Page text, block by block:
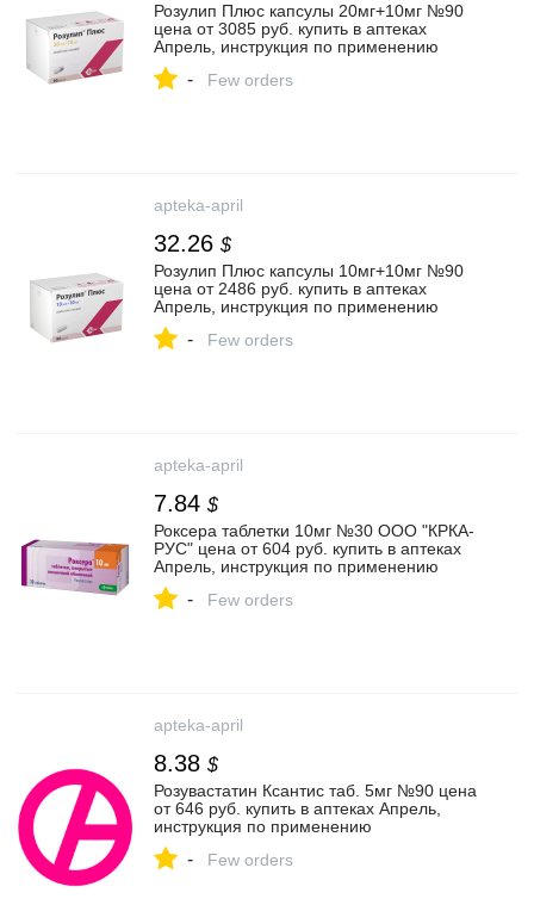
Розулип Плюс капсулы 20мг+10мг №90
цена от 3085 руб. купить в аптеках
Апрель, инструкция по применению
- Few orders
apteka-april
32.26 $
Розулип Плюс капсулы 10мг+10мг №90
цена от 2486 руб. купить в аптеках
Апрель, инструкция по применению
- Few orders
apteka-april
7.84 $
Роксера таблетки 10мг №30 ООО "КРКА-
РУС" цена от 604 руб. купить в аптеках
Апрель, инструкция по применению
- Few orders
apteka-april
8.38 $
Розувастатин Ксантис таб. 5мг №90 цена
от 646 руб. купить в аптеках Апрель,
инструкция по применению
- Few orders